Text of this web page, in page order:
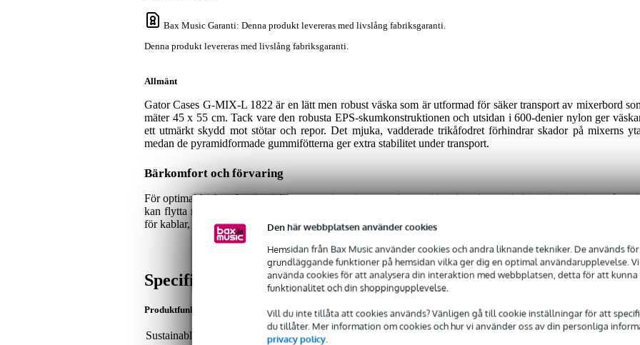
Den här webbplatsen använder cookies
Hemsidan från Bax Music använder cookies och andra liknande tekniker. De används
grundläggande funktioner på hemsidan vilka ger dig en optimal användarupplevelse.
använda cookies för att analysera din interaktion med webbplatsen, detta för att
funktionalitet och din shoppingupplevelse.
Vill du inte tillåta att cookies används? Vänligen gå till cookie inställningar för att
du tillåter. Mer information om cookies och hur vi använder oss av din personliga
privacy policy.
Bax Music Garanti: Denna produkt levereras med livslång fabriksgaranti.
Denna produkt levereras med livslång fabriksgaranti.
Allmänt
Gator Cases G-MIX-L 1822 är en lätt men robust väska som är utformad för säker transport av mixerbord
mäter 45 x 55 cm. Tack vare den robusta EPS-skumkonstruktionen och utsidan i 600-denier nylon ger
ett utmärkt skydd mot stötar och repor. Det mjuka, vadderade trikåfodret förhindrar skador på mixerns
medan de pyramidformade gummifötterna ger extra stabilitet under transport.
Bärkomfort och förvaring
För optimal bärkomfort är väskan utrustad med en avtagbar, vadderad axelrem och förstärkta handtag, så att
kan flytta mixern utan ansträngning. Dessutom erbjuder den externa tillbehörsfickan extra förvaringsutrymme
för kablar, adaptrar och andra viktiga saker, så att du alltid är väl förberedd när du ger dig ut på vägarna.
Specifikationer
Produktfunktioner
Sustainable product
not specified